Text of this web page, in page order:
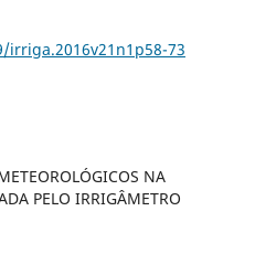
73
NA
PELO IRRIGÂMETRO